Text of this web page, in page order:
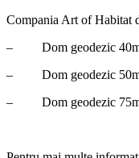
Compania Art of Habitat
– Dom geodezic
– Dom geodezic
– Dom geodezic